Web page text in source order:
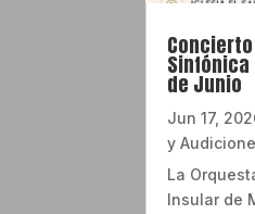
Sinfónica
de Junio
Jun 17,
y
La
Insular de